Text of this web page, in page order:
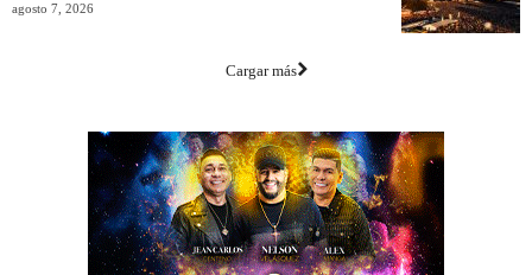
agosto 7, 2026
Cargar más